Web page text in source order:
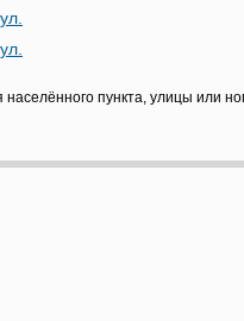
населённого пункта, улицы или